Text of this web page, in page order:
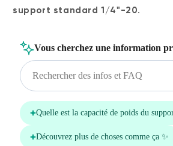
support standard 1/4"-20.